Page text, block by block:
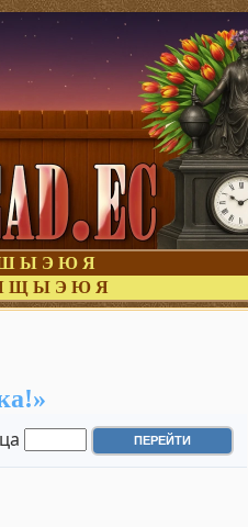
Ы Э Ю Я
Щ Ы Э Ю Я